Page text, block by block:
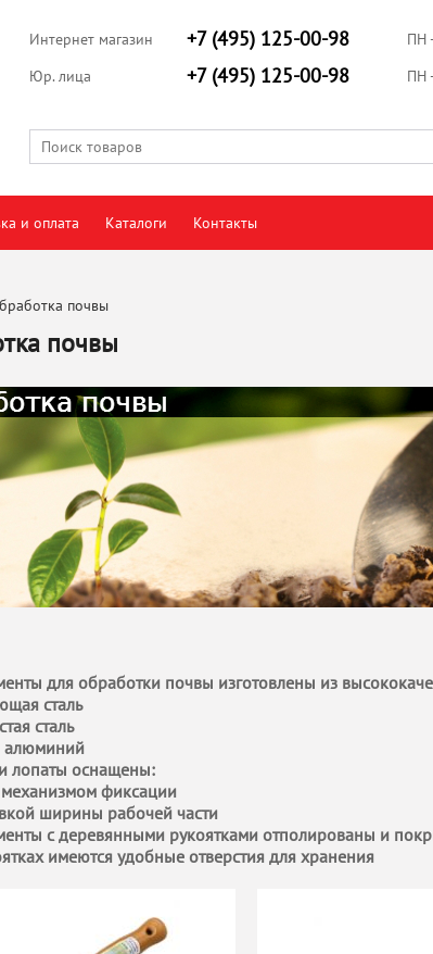
Интернет магазин +7 (495) 125-00-98
ПН
Юр. лица
+7 (495) 125-00-98 ПН
и оплата Каталоги Контакты
почвы
почвы
для обработки почвы изготовлены из
сталь
сталь
алюминий
лопаты оснащены:
фиксации
ширины рабочей части
с деревянными рукоятками отполированы и
имеются удобные отверстия для хранения